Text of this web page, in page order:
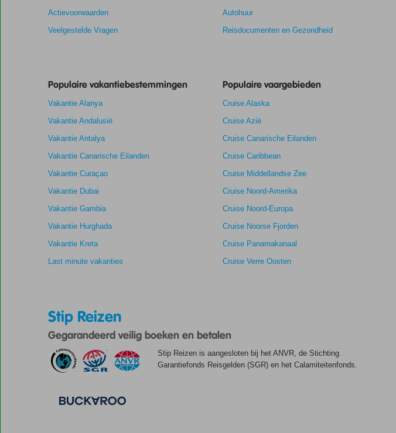
de
relevantie
te
Totale score
Gebaseerd
op:
61
beoordelingen
9,0
Ligging
Eten
9,0
Kamers
Wifi kwaliteit
8,7
Actievoorwaarden
Veelgestelde Vragen
Autohuur
Reisdocumenten en Gezondheid
Populaire vakantiebestemmingen
Vakantie Alanya
Vakantie Andalusië
Vakantie Antalya
Vakantie Canarische Eilanden
Vakantie Curaçao
Vakantie Dubai
Vakantie Gambia
Vakantie Hurghada
Vakantie Kreta
Last minute vakanties
Populaire vaargebieden
Cruise Alaska
Cruise Azië
Cruise Canarische Eilanden
Cruise Caribbean
Cruise Middellandse Zee
Cruise Noord-Amerika
Cruise Noord-Europa
Cruise Noorse Fjorden
Cruise Panamakanaal
Cruise Verre Oosten
Stip Reizen
Gegarandeerd veilig boeken en betalen
Stip Reizen is aangesloten bij het ANVR, de Stichting
Garantiefonds Reisgelden (SGR) en het Calamiteitenfonds.